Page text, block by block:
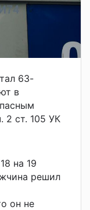
63-
в
2 ст. 105 УК
на 19
решил
он не